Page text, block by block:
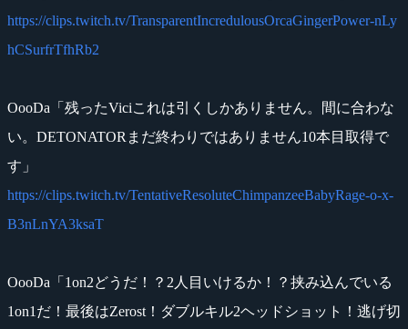
https://clips.twitch.tv/TransparentIncredulousOrcaGingerPower-nLy
hCSurfrTfhRb2
OooDa「残ったViciこれは引くしかありません。間に合わな
い。DETONATORまだ終わりではありません10本目取得で
す」
https://clips.twitch.tv/TentativeResoluteChimpanzeeBabyRage-o-x-
B3nLnYA3ksaT
OooDa「1on2どうだ！？2人目いけるか！？挟み込んでいる
1on1だ！最後はZerost！ダブルキル2ヘッドショット！逃げ切